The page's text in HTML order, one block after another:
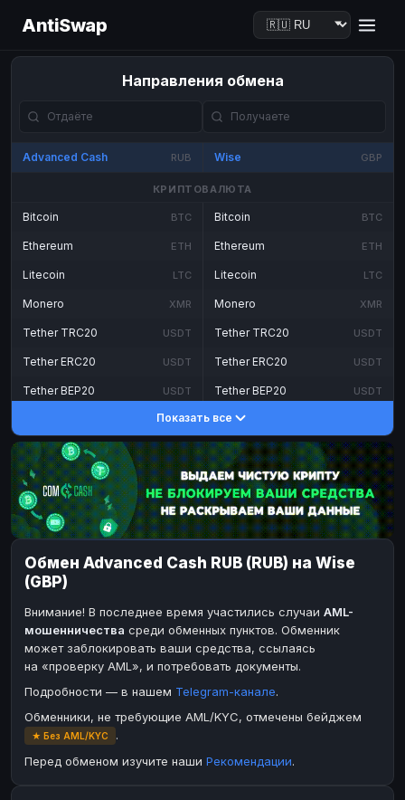
AntiSwap
Направления обмена
Advanced Cash RUB Wise GBP
КРИПТОВАЛЮТА
Bitcoin BTC
Ethereum ETH
Litecoin LTC
Monero XMR
Tether TRC20 USDT
Tether ERC20 USDT
Tether BEP20 USDT
DASH
Toncoin TON
Dogecoin DOGE
TRX TRON
Bitcoin Cash BCH
BinanceCoin BEP20
Ether Classic
SOL
Ripple XRP
Bitcoin BTC
Ethereum ETH
Litecoin LTC
Monero XMR
Tether TRC20 USDT
Tether ERC20 USDT
Tether BEP20 USDT
DASH
Toncoin TON
Dogecoin DOGE
TRX TRON
Bitcoin Cash BCH
BinanceCoin BEP20
Ripple
Paxum USD
Perfect Money
Payoneer USD
Paxum
Payoneer
Показать все
Обмен Advanced Cash RUB (RUB) на Wise
(GBP)
Внимание! В последнее время участились случаи AML-
мошенничества среди обменных пунктов. Обменник
может заблокировать ваши средства, ссылаясь
на «проверку AML», и потребовать документы.
Подробности — в нашем Telegram-канале.
Обменники, не требующие AML/KYC, отмечены бейджем
★ Без AML/KYC
.
Перед обменом изучите наши Рекомендации.